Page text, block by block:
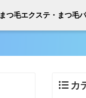
まつ毛エクステ・まつ毛
カ